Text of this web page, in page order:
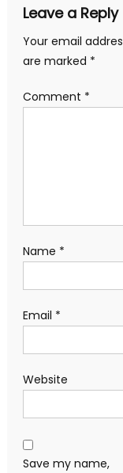
Leave a Reply
Your email
are marked *
Comment *
Name *
Email *
Website
Save my name,